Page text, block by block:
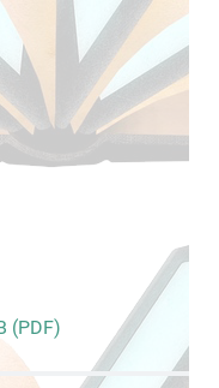
(PDF)